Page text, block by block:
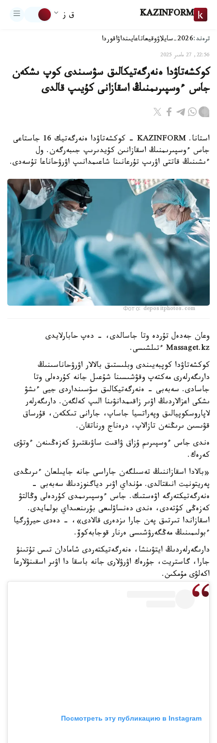
KAZINFORM ق ز
ترەند:2026-سايلاۋ وقيعاتاعايىنداۋاقوردا
22:56, 27 مامىر 2025
كوكشەتاۋدا ەنەرگەتيكالىق سۋسىندى كوپ ىشكەن
جاس ءوسپىرىمنىڭ اسقازانى كۇيىپ قالدى
استانا. KAZINFORM - كوكشەتاۋدا ەنەرگەتيك 16 جاستاعى
جاس ءوسپىرىمنىڭ اسقازانىن كۇيدىرىپ جىبەرگەن. ول
ءىشىنىڭ قاتتى اۋرىپ تۇرعانىنا شاعىمدانىپ اۋرۋحاناعا تۇسەدى.
Фото: depositphotos.com
وعان جەدەل تۇردە وتا جاسالدى، - دەپ حابارلايدى
Massaget.kz ءتىلشىسى.
كوكشەتاۋدا كوپبەيىندى وبلىستىق بالالار اۋرۋحاناسىنىڭ
دارىگەرلەرى مەكتەپ وقۋشىسىنا شۇعىل جانە كۇردەلى وتا
جاسادى. سەبەبى - ەنەرگەتيكالىق سۋسىنداردى جيى ءىشۋ
ىشكى اعزالاردىڭ اۋىر زاقىمدانۋىنا الىپ كەلگەن. دارىگەرلەر
لاپاروسكوپيالىق وپەراتسيا جاساپ، جارانى تىككەن، قۇرساق
قۋىسىن ىرىڭنەن تازالاپ، درەناج ورناتقان.
ەندى جاس ءوسپىرىم ۇزاق ۋاقىت ساۋىقتىرۋ كەزەڭىنەن ءوتۋى
كەرەك.
«بالادا اسقازاننىڭ تەسىلگەن جاراسى جانە جايىلعان ءىرىڭدى
پەريتونيت انىقتالدى. مۇنداي اۋىر دياگنوزدىڭ سەبەبى -
ەنەرگەتيكتەرگە اۋەستىك. جاس ءوسپىرىمدى كۇردەلى وڭالتۋ
كەزەڭى كۇتەدى، ەندى دەنساۋلىعى بۇرىنعىداي بولمايدى.
اسقازاندا تىرتىق پەن جارا ىزدەرى قالادى»، - دەدى حيرۋرگيا
ءبولىمىنىڭ مەڭگەرۋشىسى ەرنار قوجابەكوۆ.
دارىگەرلەردىڭ ايتۋىنشا، ەنەرگەتيكتەردى شامادان تىس تۇتىنۋ
جارا، گاستريت، جۇرەك اۋرۋلارى جانە باسقا دا اۋىر اسقىنۋلارعا
اكەلۋى مۇمكىن.
Посмотреть эту публикацию в Instagram